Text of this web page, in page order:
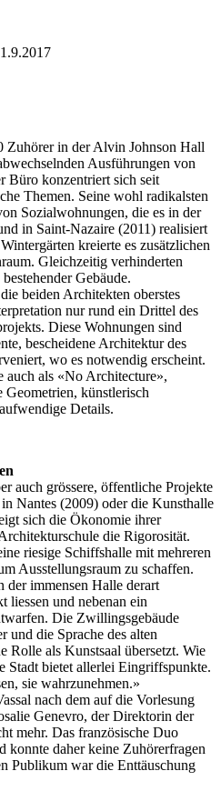
Zuhörer in der Alvin Johnson Hall
Ausführungen von
Büro konzentriert sich seit
Themen. Seine wohl radikalsten
Sozialwohnungen, die es in der
in Saint-Nazaire (2011) realisiert
kreierte es zusätzlichen
Gleichzeitig verhinderten
Gebäude.
beiden Architekten oberstes
nur rund ein Drittel des
Diese Wohnungen sind
bescheidene Architektur des
wo es notwendig erscheint.
auch als «No Architecture»,
Geometrien, künstlerisch
Details.
auch grössere, öffentliche Projekte
Nantes (2009) oder die Kunsthalle
sich die Ökonomie ihrer
die Rigorosität.
riesige Schiffshalle mit mehreren
Ausstellungsraum zu schaffen.
immensen Halle derart
liessen und nebenan ein
Die Zwillingsgebäude
und die Sprache des alten
Rolle als Kunstsaal übersetzt. Wie
Stadt bietet allerlei Eingriffspunkte.
sie wahrzunehmen.»
nach dem auf die Vorlesung
Genevro, der Direktorin der
mehr. Das französische Duo
konnte daher keine Zuhörerfragen
Publikum war die Enttäuschung